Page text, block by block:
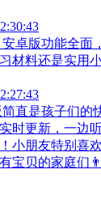
卓版功能全面
材料还是实用
直是孩子们的
时更新，一边
小朋友特别喜
宝贝的家庭们